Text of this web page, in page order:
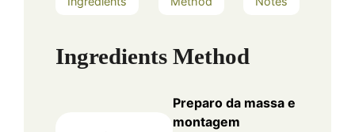
Ingredients Method
Preparo da massa e
montagem